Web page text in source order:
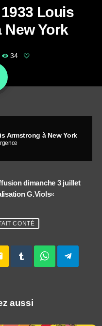
Louis
York
34
Armstrong à New York
dimanche 3 juillet
G.Viols«
CONTÉ
aussi